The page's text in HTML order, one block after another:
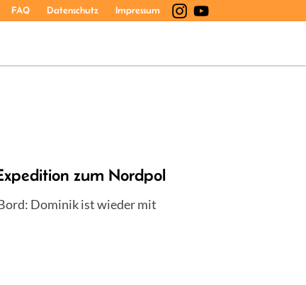
FAQ Datenschutz Impressum
zum Nordpol
Dominik ist wieder mit